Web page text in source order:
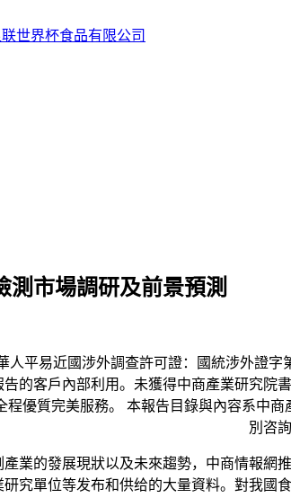
測市場調研及前景預測
易近國涉外調查許可證：國統涉外證字
的客戶內部利用。未獲得中商產業研究
優質完美服務。 本報告目錄與內容系中
別咨
的發展現狀以及未來趨勢，中商情報網
究單位等发布和供给的大量資料。對我